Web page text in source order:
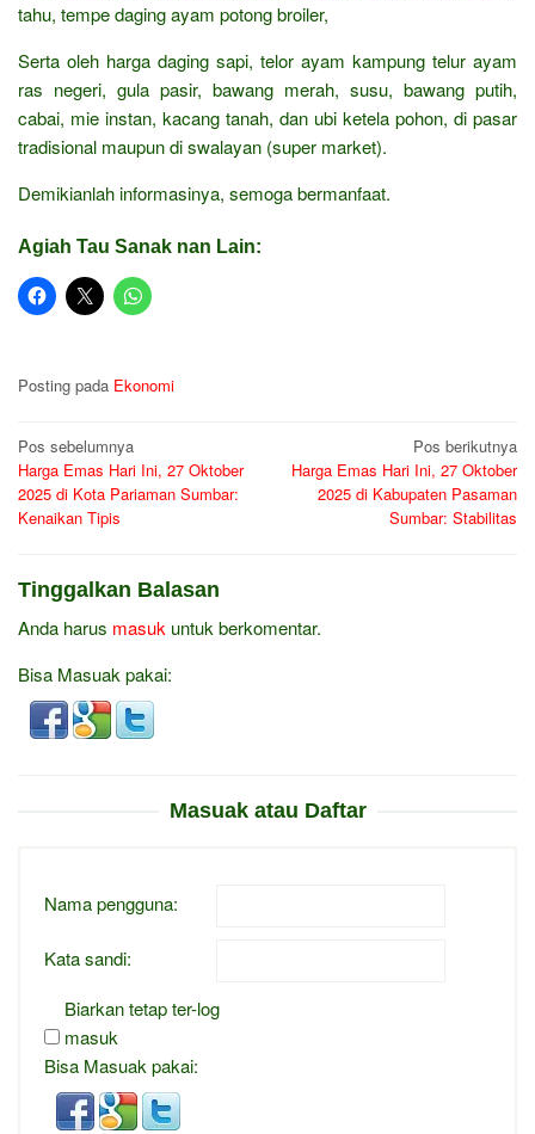
tahu, tempe daging ayam potong broiler,
Serta oleh harga daging sapi, telor ayam kampung telur ayam
ras negeri, gula pasir, bawang merah, susu, bawang putih,
cabai, mie instan, kacang tanah, dan ubi ketela pohon, di pasar
tradisional maupun di swalayan (super market).
Demikianlah informasinya, semoga bermanfaat.
Agiah Tau Sanak nan Lain:
Posting pada Ekonomi
Navigasi
pos
Pos sebelumnya
Harga Emas Hari Ini, 27 Oktober
2025 di Kota Pariaman Sumbar:
Kenaikan Tipis
Pos berikutnya
Harga Emas Hari Ini, 27 Oktober
2025 di Kabupaten Pasaman
Sumbar: Stabilitas
Tinggalkan Balasan
Anda harus masuk untuk berkomentar.
Bisa Masuak pakai:
Masuak atau Daftar
Nama pengguna:
Kata sandi:
Biarkan tetap ter-log
masuk
Bisa Masuak pakai: